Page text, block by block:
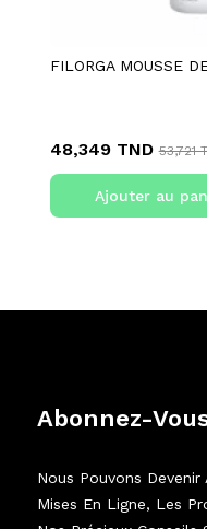
FILORGA MOUSSE
48,349 TND 53,721
Ajouter au
Abonnez-
Nous Pouvons
Mises En Ligne, Les